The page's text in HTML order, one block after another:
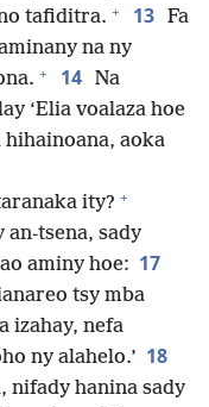
tafiditra. + 13 Fa
na ny
+ 14 Na
‘Elia voalaza hoe
aoka
ity? +
tsena, sady
aminy hoe: 17
tsy mba
izahay, nefa
ny alahelo.’ 18
nifady hanina sady